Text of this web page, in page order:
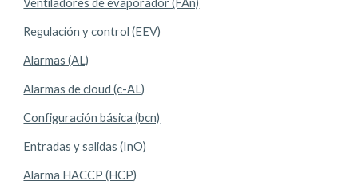
Ventiladores de evaporador (FAn)
Regulación y control (EEV)
Alarmas (AL)
Alarmas de cloud (c-AL)
Configuración básica (bcn)
Entradas y salidas (InO)
Alarma HACCP (HCP)